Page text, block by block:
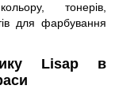
тонерів,
для фарбування
Lisap в